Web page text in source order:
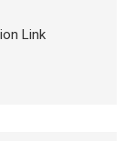
Link